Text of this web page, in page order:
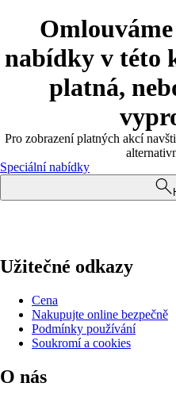
nabídky v této
platná,
Pro zobrazení platných akcí
Speciální nabídky
Užitečné odkazy
Cena
Nakupujte online bezpečně
Podmínky používání
Soukromí a cookies
O nás